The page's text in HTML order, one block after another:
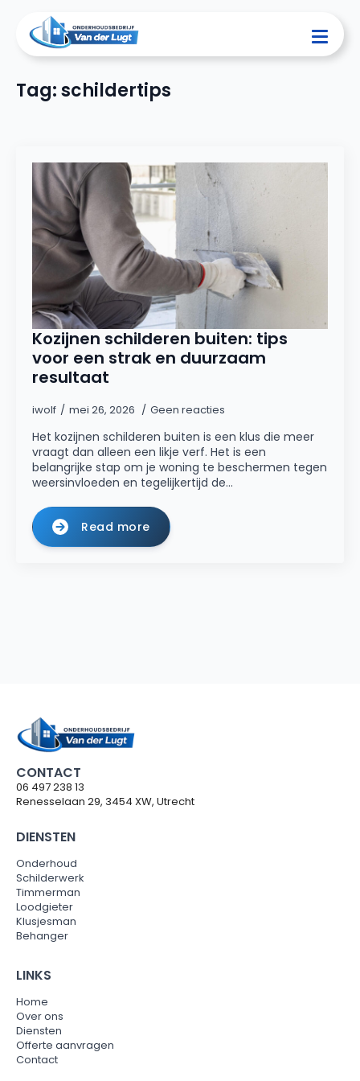
Tag:schildertips
Kozijnen schilderen buiten: tips
voor een strak en duurzaam
resultaat
iwolf mei 26, 2026 Geen reacties
Het kozijnen schilderen buiten is een klus die meer
vraagt dan alleen een likje verf. Het is een
belangrijke stap om je woning te beschermen tegen
weersinvloeden en tegelijkertijd de…
Read more
CONTACT
06 497 238 13
Renesselaan 29, 3454 XW, Utrecht
DIENSTEN
Onderhoud
Schilderwerk
Timmerman
Loodgieter
Klusjesman
Behanger
LINKS
Home
Over ons
Diensten
Offerte aanvragen
Contact